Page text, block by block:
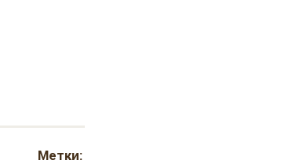
Метки: